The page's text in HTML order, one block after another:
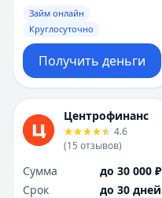
Займ онлайн
Круглосуточно
Получить деньги
Центрофинанс
4.6
(15 отзывов)
Сумма
до 30 000 ₽
Срок
до 30 дней